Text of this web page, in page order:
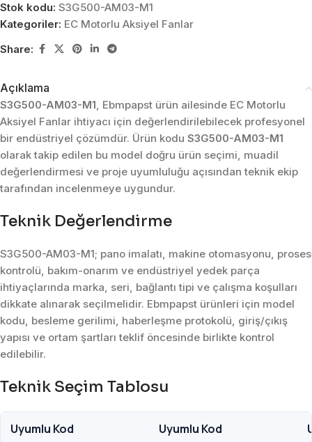
Stok kodu: S3G500-AM03-M1
Kategoriler: EC Motorlu Aksiyel Fanlar
Share:
Açıklama
S3G500-AM03-M1, Ebmpapst ürün ailesinde EC Motorlu
Aksiyel Fanlar ihtiyacı için değerlendirilebilecek profesyonel
bir endüstriyel çözümdür. Ürün kodu S3G500-AM03-M1
olarak takip edilen bu model doğru ürün seçimi, muadil
değerlendirmesi ve proje uyumluluğu açısından teknik ekip
tarafından incelenmeye uygundur.
Teknik Değerlendirme
S3G500-AM03-M1; pano imalatı, makine otomasyonu, proses
kontrolü, bakım-onarım ve endüstriyel yedek parça
ihtiyaçlarında marka, seri, bağlantı tipi ve çalışma koşulları
dikkate alınarak seçilmelidir. Ebmpapst ürünleri için model
kodu, besleme gerilimi, haberleşme protokolü, giriş/çıkış
yapısı ve ortam şartları teklif öncesinde birlikte kontrol
edilebilir.
Teknik Seçim Tablosu
Uyumlu Kod Uyumlu Kod